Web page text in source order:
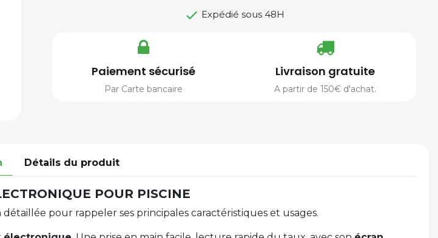
 Expédié sous 48H
Paiement sécurisé
Par Carte bancaire
Livraison gratuite
A partir de 150€ d'achat.
Détails du produit
POUR PISCINE
pour rappeler ses principales caractéristiques et usages.